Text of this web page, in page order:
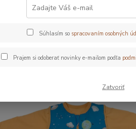
Dĺžka vaku 140cm LETNÝ spací vak s
spací vak s
100%
Súhlasím so spracovaním osobných
Prajem si odoberať novinky e-mailom podľa
Zatvoriť